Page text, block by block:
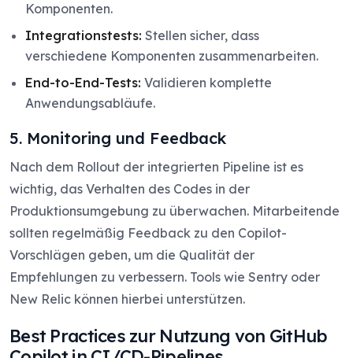
Komponenten.
Integrationstests: Stellen sicher, dass
verschiedene Komponenten zusammenarbeiten.
End-to-End-Tests: Validieren komplette
Anwendungsabläufe.
5. Monitoring und Feedback
Nach dem Rollout der integrierten Pipeline ist es
wichtig, das Verhalten des Codes in der
Produktionsumgebung zu überwachen. Mitarbeitende
sollten regelmäßig Feedback zu den Copilot-
Vorschlägen geben, um die Qualität der
Empfehlungen zu verbessern. Tools wie Sentry oder
New Relic können hierbei unterstützen.
Best Practices zur Nutzung von GitHub